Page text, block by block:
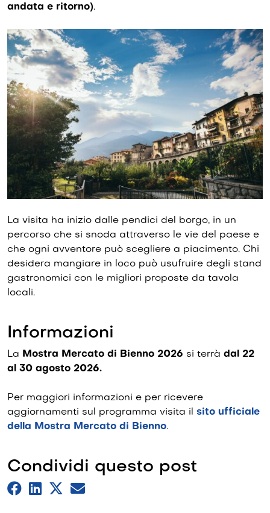
andata e ritorno).
La visita ha inizio dalle pendici del borgo, in un
percorso che si snoda attraverso le vie del paese e
che ogni avventore può scegliere a piacimento. Chi
desidera mangiare in loco può usufruire degli stand
gastronomici con le migliori proposte da tavola
locali.
Informazioni
La Mostra Mercato di Bienno 2026 si terrà dal 22
al 30 agosto 2026.
Per maggiori informazioni e per ricevere
aggiornamenti sul programma visita il sito ufficiale
della Mostra Mercato di Bienno.
Condividi questo post